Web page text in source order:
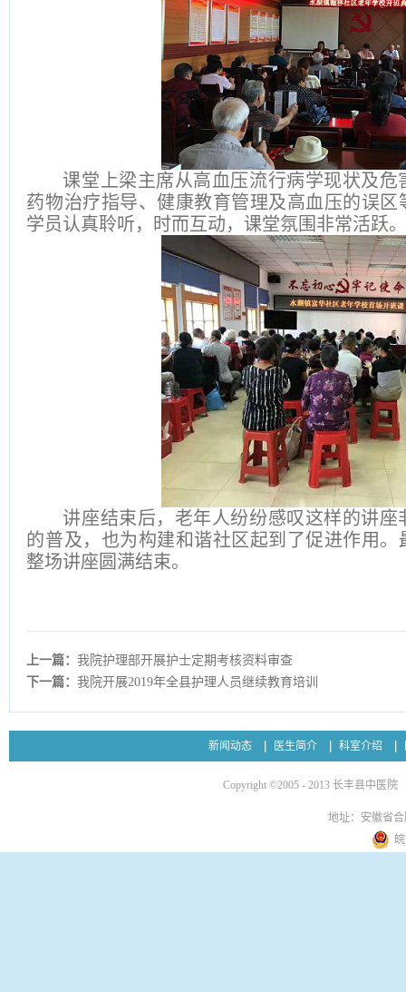
课堂上梁主席从高血压流行病学现状及
药物治疗指导、健康教育管理及高血压的误
学员认真聆听，时而互动，课堂氛围非常活跃
讲座结束后，老年人纷纷感叹这样的讲
的普及，也为构建和谐社区起到了促进作用
整场讲座圆满结束。
上一篇：我院护理部开展护士定期考核资料审查
下一篇：我院开展2019年全县护理人员继续教育培训
新闻动态 医生简介 科室介绍
Copyright ©2005 - 2013 长丰县中医院
地址：安徽省